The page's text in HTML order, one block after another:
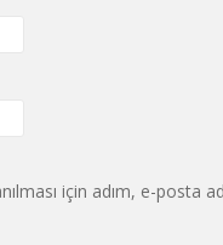
için adım, e-posta